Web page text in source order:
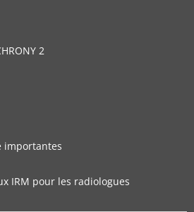
2
importantes
IRM pour les radiologues